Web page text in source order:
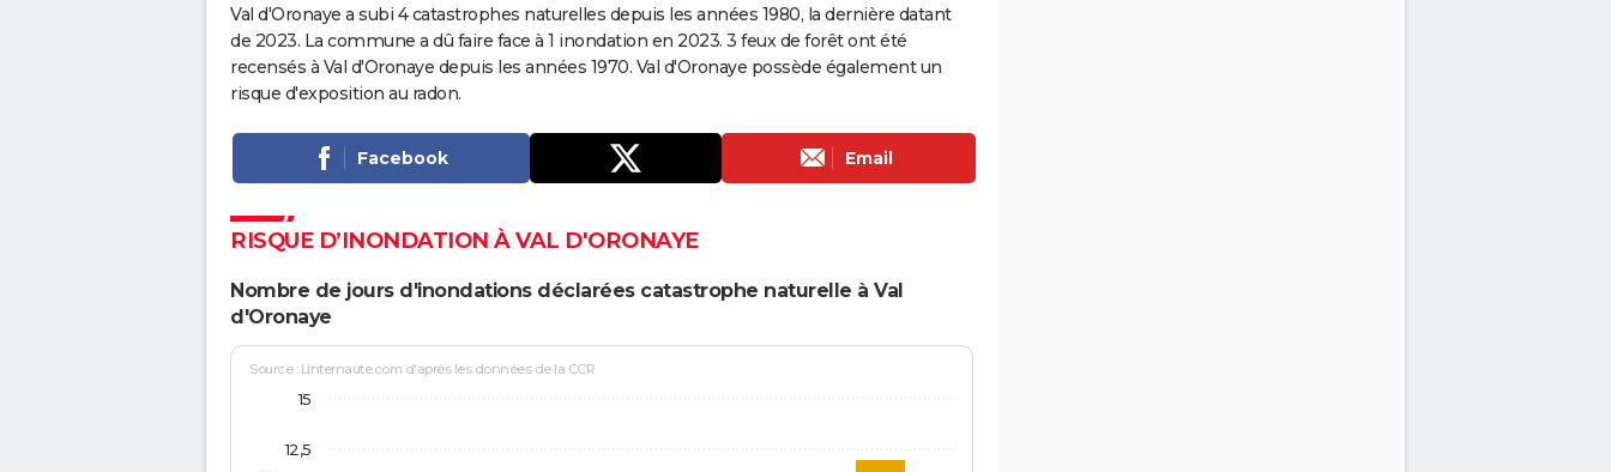
Val d'Oronaye a subi 4 catastrophes naturelles depuis les années 1980, la dernière datant
de 2023. La commune a dû faire face à 1 inondation en 2023. 3 feux de forêt ont été
recensés à Val d'Oronaye depuis les années 1970. Val d'Oronaye possède également un
risque d'exposition au radon.
Facebook Email
RISQUE D’INONDATION À VAL D'ORONAYE
Nombre de jours d'inondations déclarées catastrophe naturelle à Val
d'Oronaye
Source : Linternaute.com d'après les données de la CCR
12,5
15